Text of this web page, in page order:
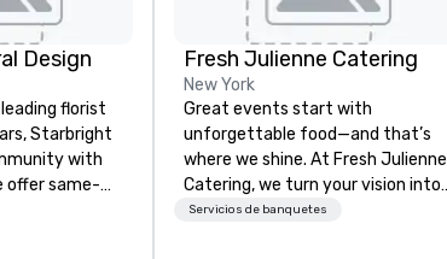
Design
leading florist
Starbright
with
offer same-
deliver in
Fresh Julienne Catering
New York
Great events start with
unforgettable food—and that’s
where we shine. At Fresh Julienne
Catering, we turn your vision into
a seamless, flavor-packed
Servicios de banquetes